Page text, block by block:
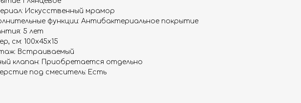
Искусственный мрамор
функции: Антибактериальное покрытие
5 лет
см: 100х45х15
Встраиваемый
клапан: Приобретается отдельно
под смеситель: Есть